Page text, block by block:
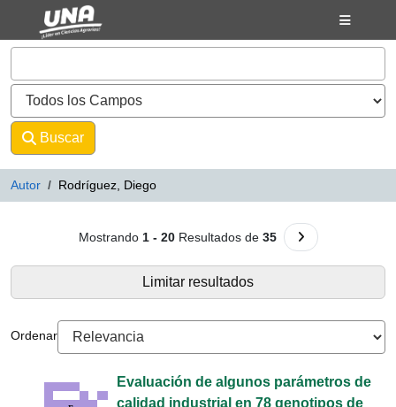
Mostrando1 - 20
Saltar al contenido
VuFind
Buscar
Autor Rodríguez, Diego
Resultados de búsqueda -
Mostrando 1 - 20Resultados de 35 Ir a la Siguiente
Limitar resultados
Ordenar
Evaluación de algunos parámetros de
calidad industrial en 78 genotipos de